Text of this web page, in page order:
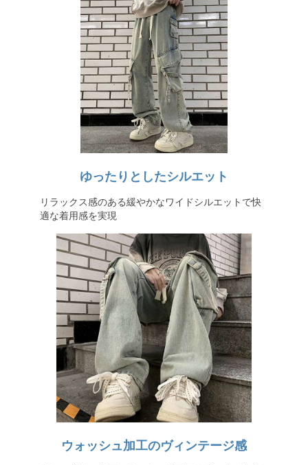
ゆったりとしたシルエット
リラックス感のある緩やかなワイドシルエットで快
適な着用感を実現
ウォッシュ加工のヴィンテージ感